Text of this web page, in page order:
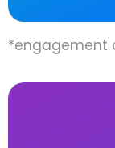
*engagement